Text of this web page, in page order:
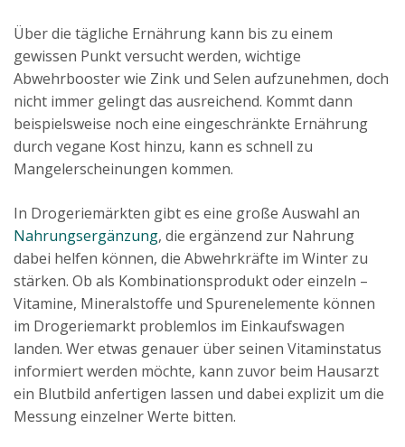
Über die tägliche Ernährung kann bis zu einem
gewissen Punkt versucht werden, wichtige
Abwehrbooster wie Zink und Selen aufzunehmen, doch
nicht immer gelingt das ausreichend. Kommt dann
beispielsweise noch eine eingeschränkte Ernährung
durch vegane Kost hinzu, kann es schnell zu
Mangelerscheinungen kommen.
In Drogeriemärkten gibt es eine große Auswahl an
Nahrungsergänzung, die ergänzend zur Nahrung
dabei helfen können, die Abwehrkräfte im Winter zu
stärken. Ob als Kombinationsprodukt oder einzeln –
Vitamine, Mineralstoffe und Spurenelemente können
im Drogeriemarkt problemlos im Einkaufswagen
landen. Wer etwas genauer über seinen Vitaminstatus
informiert werden möchte, kann zuvor beim Hausarzt
ein Blutbild anfertigen lassen und dabei explizit um die
Messung einzelner Werte bitten.